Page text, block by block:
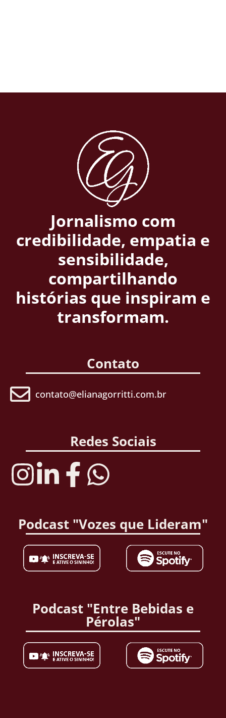
Jornalismo com
credibilidade, empatia e
sensibilidade,
compartilhando
histórias que inspiram e
transformam.
Contato
contato@elianagorritti.com.br
Redes Sociais
Podcast "Vozes que Lideram"
Podcast "Entre Bebidas e
Pérolas"